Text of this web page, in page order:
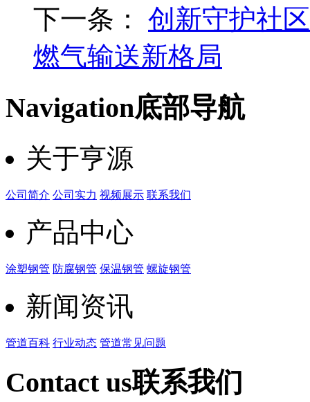
下一条： 创新守护社
燃气输送新格局
Navigation底部导航
关于亨源
公司简介 公司实力 视频展示 联系我们
产品中心
涂塑钢管 防腐钢管 保温钢管 螺旋钢管
新闻资讯
管道百科 行业动态 管道常见问题
Contact us联系我们